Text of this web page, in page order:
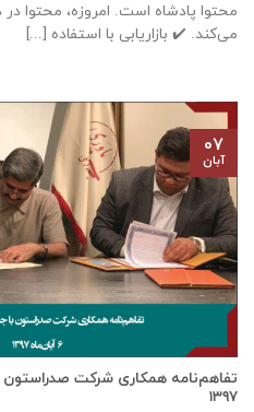
محتوا پادشاه است. امروزه، محتوا
می‌کند. ✔️ بازاریابی با استفاده [...]
۱۳۹۷
۰۷
آبان